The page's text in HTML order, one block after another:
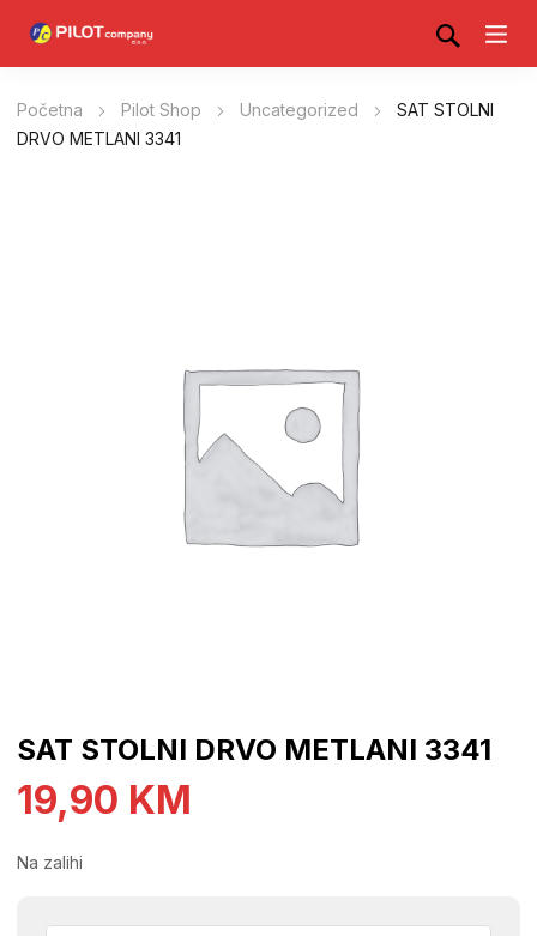
Početna Pilot Shop Uncategorized
SAT STOLNI
DRVO METLANI 3341
SAT STOLNI DRVO METLANI 3341
19,90 KM
Na zalihi